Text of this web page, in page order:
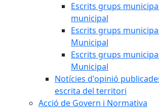
Escrits grups
municipal
Escrits grups
Municipal
Escrits grups
Municipal
Notícies d'opinió
escrita del territori
Acció de Govern i Normativa